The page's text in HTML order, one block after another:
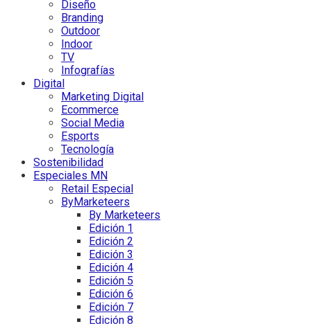
Diseño
Branding
Outdoor
Indoor
TV
Infografías
Digital
Marketing Digital
Ecommerce
Social Media
Esports
Tecnología
Sostenibilidad
Especiales MN
Retail Especial
ByMarketeers
By Marketeers
Edición 1
Edición 2
Edición 3
Edición 4
Edición 5
Edición 6
Edición 7
Edición 8